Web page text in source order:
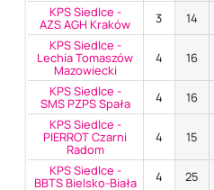
KPS Siedlce -
AZS AGH Kraków 3 14
KPS Siedlce -
Lechia Tomaszów
Mazowiecki
4 16
KPS Siedlce -
SMS PZPS Spała 4 16
KPS Siedlce -
PIERROT Czarni
Radom
4 15
KPS Siedlce -
BBTS Bielsko-Biała 4 25